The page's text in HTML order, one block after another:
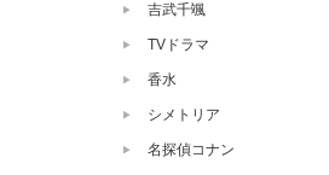
吉武千颯
TVドラマ
香水
シメトリア
名探偵コナン